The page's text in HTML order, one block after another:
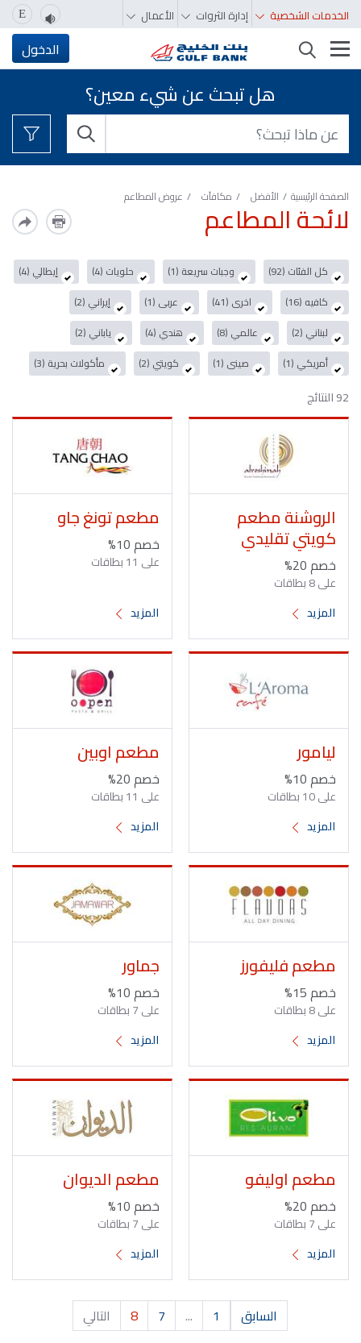
الخدمات الشخصية إدارة الثروات الأعمال E
تغيير التصفّح الدخول
هل تبحث عن شيء معين؟
الصفحة الرئيسية الأفضل مكافآت عروض المطاعم
لائحة المطاعم
كل الفئات (92) وجبات سريعة (1) حلويات (4)
إيطالي (4)
كافيه (16)
اخرى (41) عربى (1)
إيراني (2)
لبناني (2)
عالمي (8) هندي (4)
ياباني (2)
أمريكي (1)
صينى (1) كويتي (2) مأكولات بحرية (3)
92 النتائج
الروشنة مطعم
كويتي تقليدي
خصم 20%
على 8 بطاقات
المزيد
مطعم تونغ جاو
خصم 10%
على 11 بطاقات
المزيد
ليامور
خصم 10%
على 10 بطاقات
المزيد
مطعم اوبين
خصم 20%
على 11 بطاقات
المزيد
مطعم فليفورز
خصم 15%
على 8 بطاقات
المزيد
جماور
خصم 10%
على 7 بطاقات
المزيد
مطعم اوليفو
خصم 20%
على 7 بطاقات
المزيد
مطعم الديوان
خصم 10%
على 7 بطاقات
المزيد
السابق 1
...
7
8 التالي